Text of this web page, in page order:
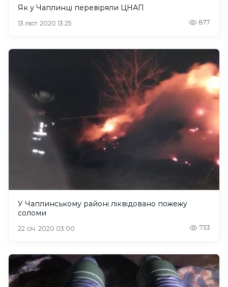
Як у Чаплинці перевіряли ЦНАП
13 лют. 2020 13:25 877
У Чаплинському районі ліквідовано пожежу
соломи
22 січ. 2020 03:00 733